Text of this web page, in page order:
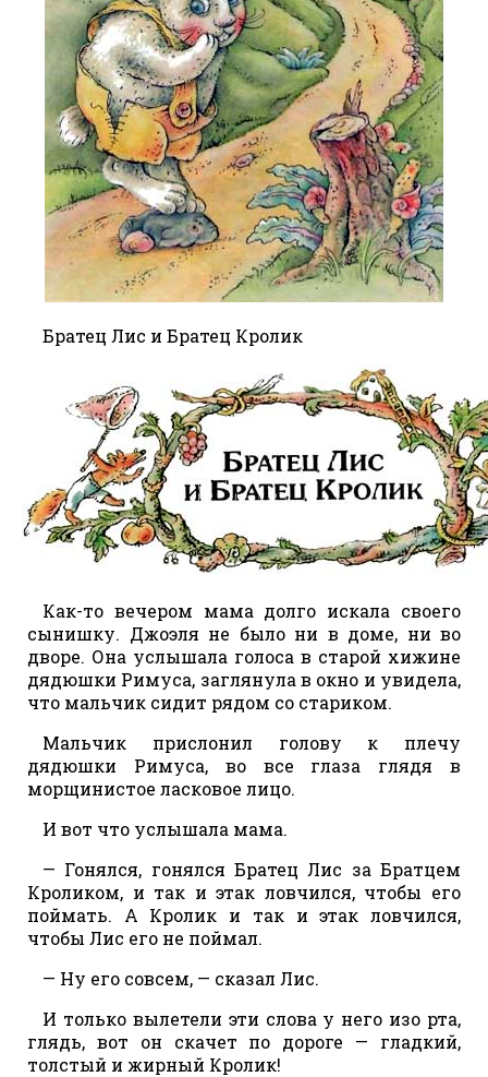
Братец Лис и Братец Кролик
Как-то вечером мама долго искала своего
сынишку. Джоэля не было ни в доме, ни во
дворе. Она услышала голоса в старой хижине
дядюшки Римуса, заглянула в окно и увидела,
что мальчик сидит рядом со стариком.
Мальчик прислонил голову к плечу
дядюшки Римуса, во все глаза глядя в
морщинистое ласковое лицо.
И вот что услышала мама.
— Гонялся, гонялся Братец Лис за Братцем
Кроликом, и так и этак ловчился, чтобы его
поймать. А Кролик и так и этак ловчился,
чтобы Лис его не поймал.
— Ну его совсем, — сказал Лис.
И только вылетели эти слова у него изо рта,
глядь, вот он скачет по дороге — гладкий,
толстый и жирный Кролик!